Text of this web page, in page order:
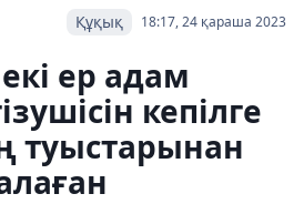
18:17, 24 қараша 2023
Құқық
ер адам
кепілге
туыстарынан